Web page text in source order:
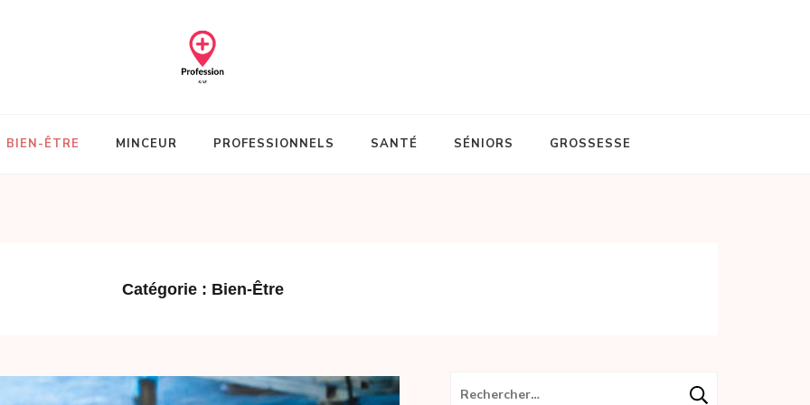
BIEN-ÊTRE MINCEUR PROFESSIONNELS SANTÉ SÉNIORS GROSSESSE
Catégorie : Bien-Être
Rechercher :